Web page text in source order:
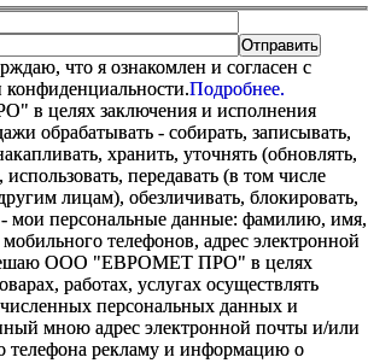
что я ознакомлен и согласен с
Подробнее.
целях заключения и исполнения
обрабатывать - собирать, записывать,
хранить, уточнять (обновлять,
использовать, передавать (в том числе
лицам), обезличивать, блокировать,
- мои персональные данные: фамилию, имя,
телефонов, адрес электронной
ООО "ЕВРОМЕТ ПРО" в целях
работах, услугах осуществлять
персональных данных и
мною адрес электронной почты и/или
телефона рекламу и информацию о